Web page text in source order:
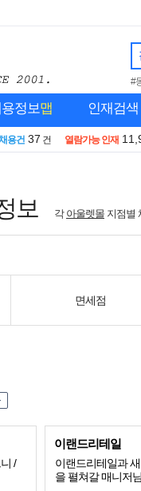
#
정보맵 인재검색
용건 37 건 열람가능 인재
보 각 아울렛몰 지점별
면세점
/
이랜드리테일
이랜드리테일과
을 펼쳐갈 매니저